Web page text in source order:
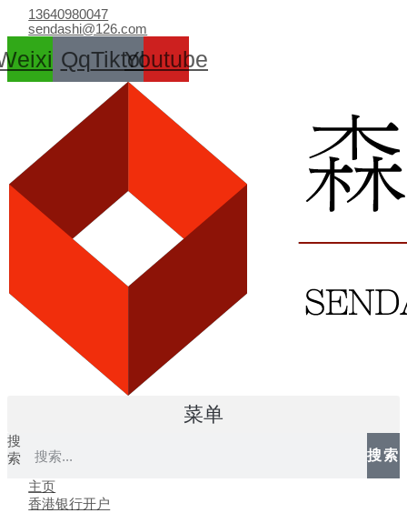
容
13640980047
sendashi@126.com
QqTiktokYoutube
菜单
搜
索
搜索
主页
香港银行开户